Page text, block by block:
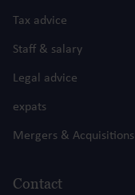
Tax advice
Staff & salary
Legal advice
expats
Mergers & Acquisitions
Contact